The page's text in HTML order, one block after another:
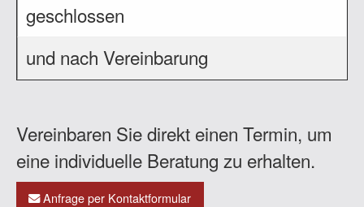
geschlossen
und nach Vereinbarung
Vereinbaren Sie direkt einen Termin, um
eine individuelle Beratung zu erhalten.
Anfrage per Kontaktformular